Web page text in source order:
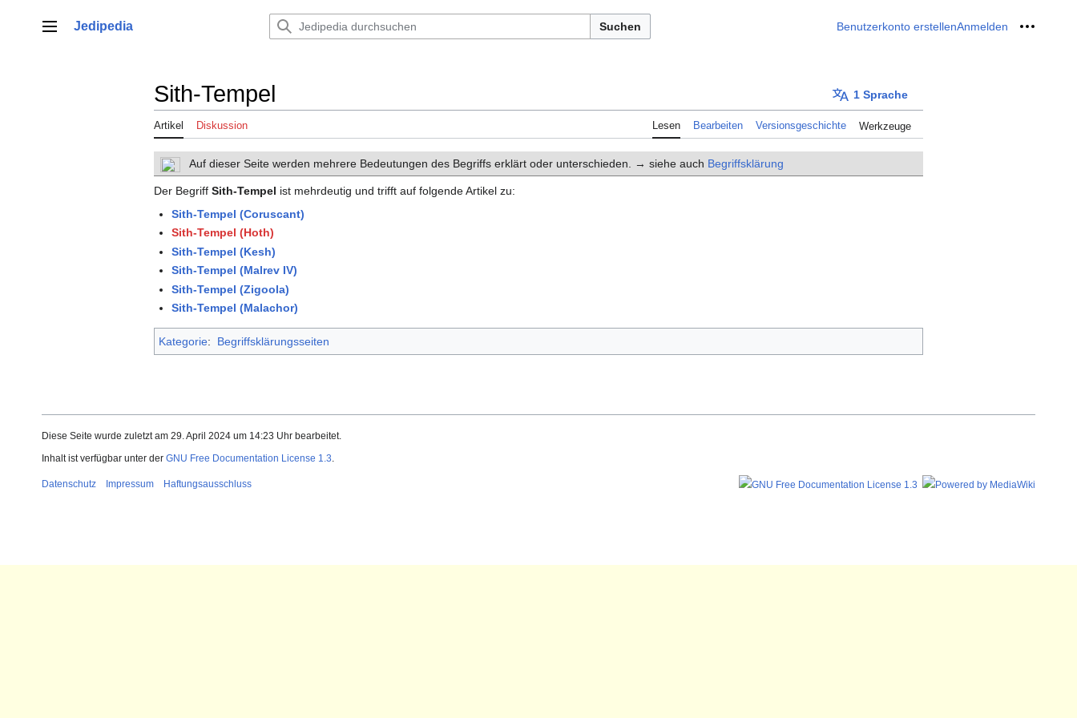
springenHauptmenü
Jedipedia Suchen Benutzerkonto erstellenAnmelden Meine
Sith-Tempel 1 Sprache
Artikel Diskussion Lesen Bearbeiten Versionsgeschichte Werkzeuge
Auf dieser Seite werden mehrere Bedeutungen des Begriffs erklärt oder unterschieden. → siehe auch Begriffsklärung
Der Begriff Sith-Tempel ist mehrdeutig und trifft auf folgende Artikel zu:
Sith-Tempel (Coruscant)
Sith-Tempel (Hoth)
Sith-Tempel (Kesh)
Sith-Tempel (Malrev IV)
Sith-Tempel (Zigoola)
Sith-Tempel (Malachor)
Kategorie: Begriffsklärungsseiten
Diese Seite wurde zuletzt am 29. April 2024 um 14:23 Uhr bearbeitet.
Inhalt ist verfügbar unter der GNU Free Documentation License 1.3.
Datenschutz Impressum Haftungsausschluss